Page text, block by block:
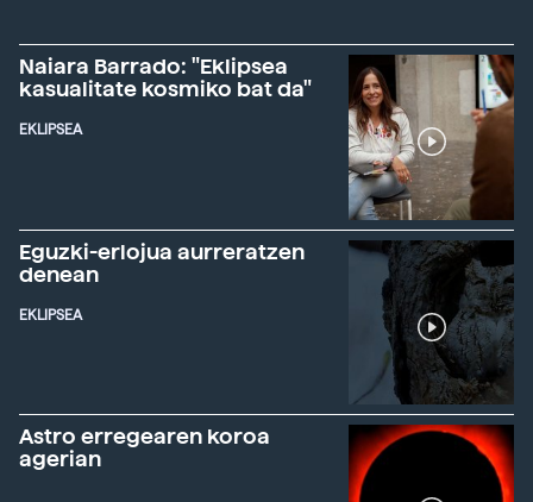
Naiara Barrado: "Eklipsea
kasualitate kosmiko bat da"
EKLIPSEA
Eguzki-erlojua aurreratzen
denean
EKLIPSEA
Astro erregearen koroa
agerian